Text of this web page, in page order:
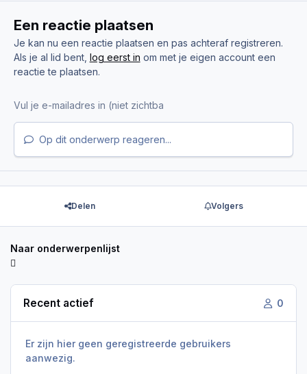
Een reactie plaatsen
Je kan nu een reactie plaatsen en pas achteraf registreren.
Als je al lid bent, log eerst in om met je eigen account een
reactie te plaatsen.
Op dit onderwerp reageren...
Delen Volgers
Naar onderwerpenlijst
Recent actief 0
Er zijn hier geen geregistreerde gebruikers
aanwezig.